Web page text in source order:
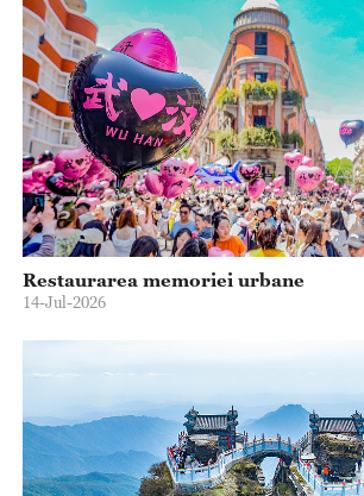
Restaurarea memoriei urbane
14-Jul-2026